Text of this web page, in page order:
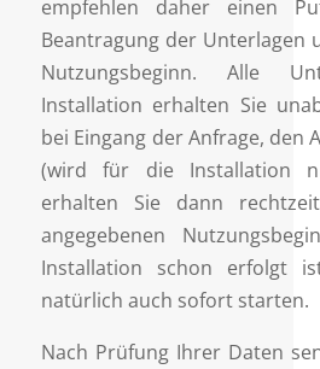
empfehlen daher einen
Beantragung der Unterlagen
Nutzungsbeginn. Alle
Installation erhalten Sie
bei Eingang der Anfrage, den
(wird für die Installation
erhalten Sie dann
angegebenen
Installation schon erfolgt
natürlich auch sofort starten.
Nach Prüfung Ihrer Daten